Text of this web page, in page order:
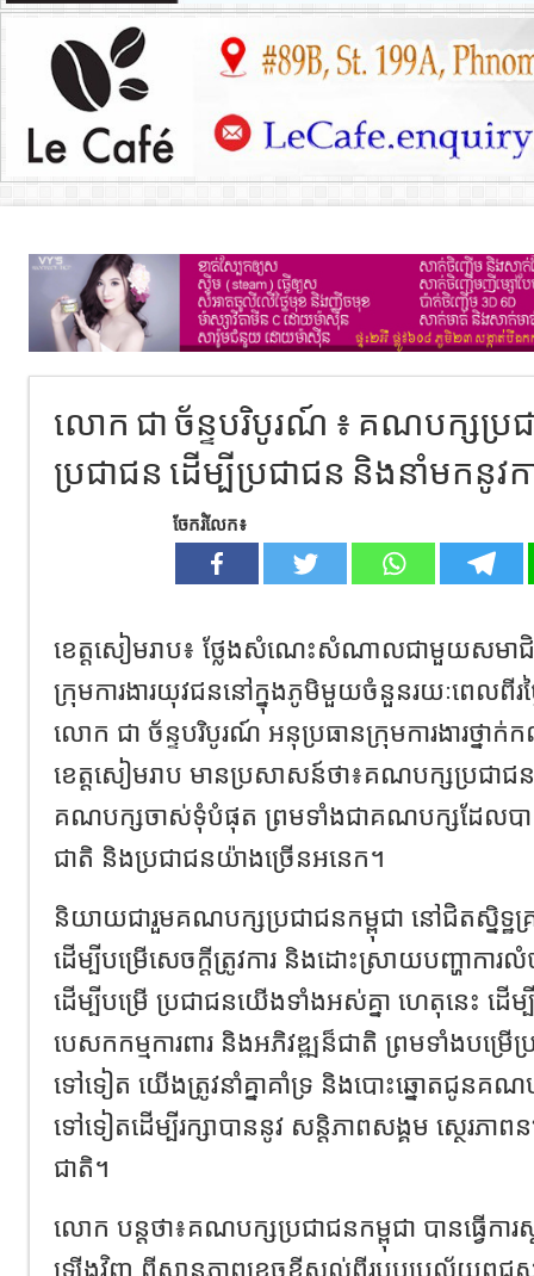
លោក ជា ច័ន្ទបរិបូរណ៍ ៖ គណបក្សប្រជ
ប្រជាជន ដើម្បីប្រជាជន និងនាំមកនូវក
ចែករំលែក៖
ខេត្ត​សៀមរាប​៖​ ថ្លែងសំណេះសំណាលជាមួយសមា
ក្រុមការងារយុវជននៅក្នុងភូមិមួយចំនួនរយៈពេលពីរ
លោក ជា ច័ន្ទបរិបូរណ៍ អនុប្រធានក្រុមការងារថ្ន
ខេត្តសៀមរាប មានប្រសាសន៍ថា៖គណបក្សប្រជាជ
គណបក្សចាស់ទុំបំផុត ព្រមទាំងជាគណបក្សដែលប
ជាតិ និងប្រជាជនយ៉ាងច្រើនអនេក។
និយាយជារួមគណបក្សប្រជាជនកម្ពុជា នៅជិតស្និទ្ឋគ្
ដើម្បីបម្រើសេចក្តីត្រូវការ និងដោះស្រាយបញ្ហាការ
ដើម្បីបម្រើ ប្រជាជនយើងទាំងអស់គ្នា ហេតុនេះ ដើ
បេសកកម្មការពារ និងអភិវឌ្ឍន៏ជាតិ ព្រមទាំងបម្រើប្
ទៅទៀត យើងត្រូវនាំគ្នាគាំទ្រ និងបោះឆ្នោតជូនគណប
ទៅទៀតដើម្បីរក្សាបាននូវ សន្តិភាពសង្គម ស្ថេរភ
ជាតិ។
លោក បន្តថា៖គណបក្សប្រជាជនកម្ពុជា បានធ្វើការ
ឡើងវិញ ពីស្ថានភាពខ្ទេចខ្ទីសល់ពីរបបប្រល័យពូជស